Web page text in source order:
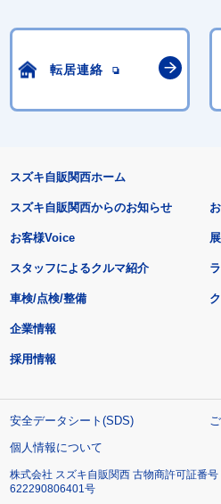
転居連絡
スズキ自販関西ホーム
スズキ自販関西からのお知らせ
お客様Voice
スタッフによるクルマ紹介
車検/点検/整備
企業情報
採用情報
安全データシート(SDS)
個人情報について
株式会社 スズキ自販関西 古物商許可証番
622290806401号